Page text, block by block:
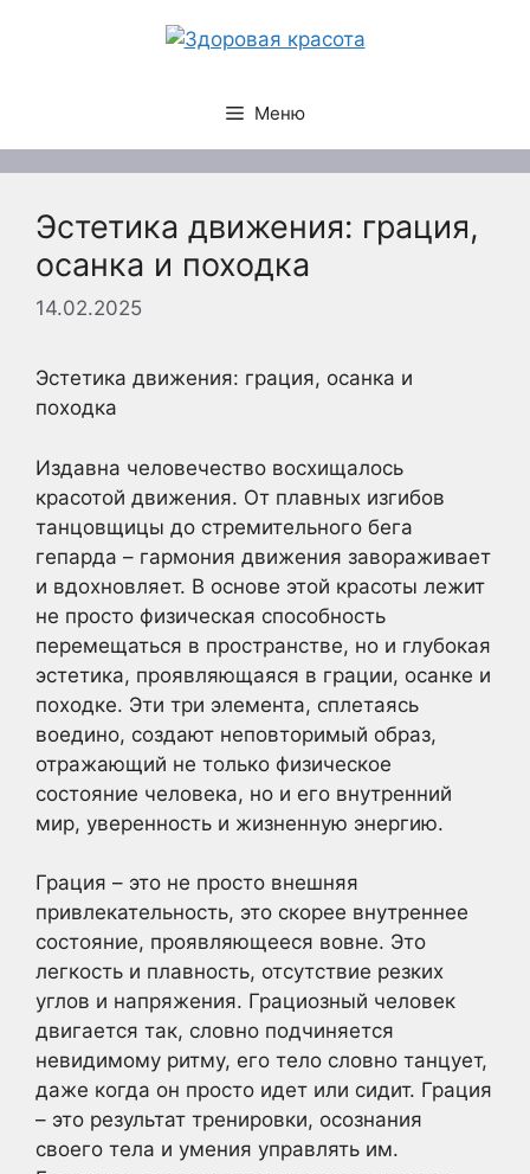
Меню
Эстетика движения: грация,
осанка и походка
14.02.2025
Эстетика движения: грация, осанка и
походка
Издавна человечество восхищалось
красотой движения. От плавных изгибов
танцовщицы до стремительного бега
гепарда – гармония движения завораживает
и вдохновляет. В основе этой красоты лежит
не просто физическая способность
перемещаться в пространстве, но и глубокая
эстетика, проявляющаяся в грации, осанке и
походке. Эти три элемента, сплетаясь
воедино, создают неповторимый образ,
отражающий не только физическое
состояние человека, но и его внутренний
мир, уверенность и жизненную энергию.
Грация – это не просто внешняя
привлекательность, это скорее внутреннее
состояние, проявляющееся вовне. Это
легкость и плавность, отсутствие резких
углов и напряжения. Грациозный человек
двигается так, словно подчиняется
невидимому ритму, его тело словно танцует,
даже когда он просто идет или сидит. Грация
– это результат тренировки, осознания
своего тела и умения управлять им.